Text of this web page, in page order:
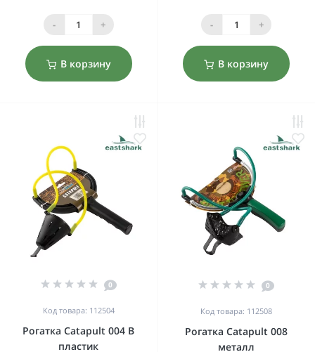
- +
В корзину
- +
В корзину
0
Код товара: 112504
Рогатка Catapult 004 B
пластик
0
Код товара: 112508
Рогатка Catapult 008
металл